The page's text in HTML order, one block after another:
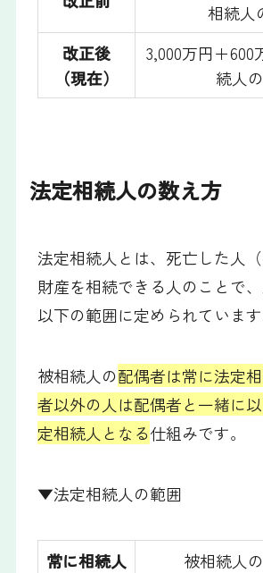
相続人
改正後
（現在）
3,000万円＋
続人
法定相続人の数え方
法定相続人とは、死亡した人
財産を相続できる人のことで
以下の範囲に定められています
被相続人の配偶者は常に法定
者以外の人は配偶者と一緒に
定相続人となる仕組みです。
▼法定相続人の範囲
常に相続人 被相続人